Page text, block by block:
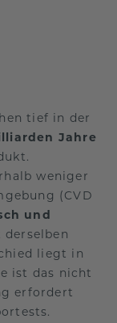
tief in der
Jahre
weniger
(CVD
und
derselben
liegt in
ist das nicht
erfordert